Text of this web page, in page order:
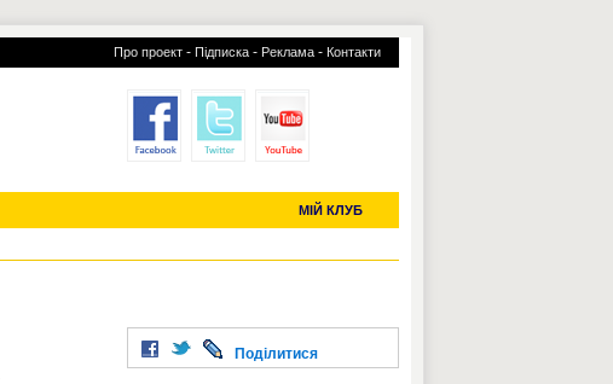
Про проект - Підписка - Реклама - Контакти
МІЙ КЛУБ
УСІ ТРАНСФЕРИ
Поділитися